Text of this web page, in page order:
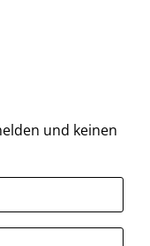
und keinen